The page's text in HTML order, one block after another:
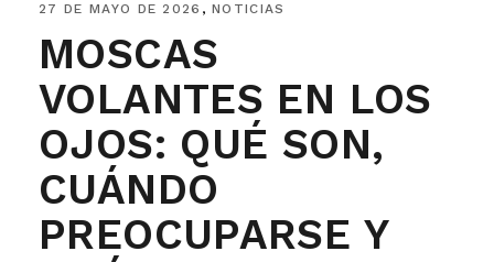
27 DE MAYO DE 2026 NOTICIAS
MOSCAS
VOLANTES EN LOS
OJOS: QUÉ SON,
CUÁNDO
PREOCUPARSE Y